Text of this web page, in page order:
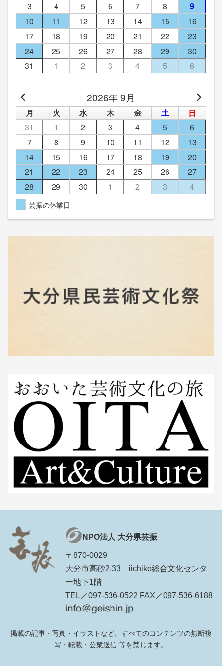
3
4 5 6 7 8
9
10
11 12 13 14 15
16
17
18 19 20 21 22
23
24
25 26 27 28 29
30
31
1 2 3 4 5 6
2026年 9月
月 火 水 木 金 土
日
31
1 2 3 4 5
6
7
8 9 10 11 12
13
14
15 16 17 18 19
20
21
22 23 24 25 26
27
28
29 30 1 2 3 4
芸振の休業日
NPO法人 大分県芸振
〒870-0029
大分市高砂2-33 iichiko総合文化センタ
ー地下1階
TEL／097-536-0522 FAX／097-536-6188
掲載の記事・写真・イラストなど、すべてのコンテンツの無断複
写・転載・公衆送信 等を禁じます。